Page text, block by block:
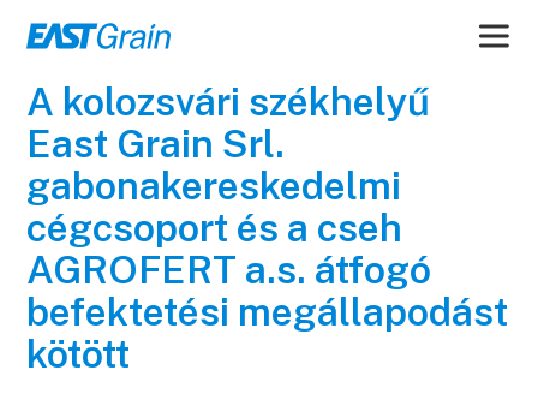
A kolozsvári székhelyű
East Grain Srl.
gabonakereskedelmi
cégcsoport és a cseh
AGROFERT a.s. átfogó
befektetési megállapodást
kötött